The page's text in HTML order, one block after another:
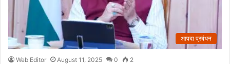
आपदा प्रबंधन
Web Editor August 11, 2025 0 2